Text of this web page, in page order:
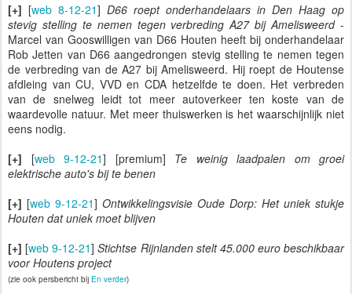
[+] [web 8-12-21] D66 roept onderhandelaars in Den Haag op
stevig stelling te nemen tegen verbreding A27 bij Amelisweerd -
Marcel van Gooswilligen van D66 Houten heeft bij onderhandelaar
Rob Jetten van D66 aangedrongen stevig stelling te nemen tegen
de verbreding van de A27 bij Amelisweerd. Hij roept de Houtense
afdleing van CU, VVD en CDA hetzelfde te doen. Het verbreden
van de snelweg leidt tot meer autoverkeer ten koste van de
waardevolle natuur. Met meer thuiswerken is het waarschijnlijk niet
eens nodig.
[+] [web 9-12-21] [premium] Te weinig laadpalen om groei
elektrische auto's bij te benen
[+] [web 9-12-21] Ontwikkelingsvisie Oude Dorp: Het uniek stukje
Houten dat uniek moet blijven
[+] [web 9-12-21]Stichtse Rijnlanden stelt 45.000 euro beschikbaar
voor Houtens project
(zie ook persbericht bij En verder)